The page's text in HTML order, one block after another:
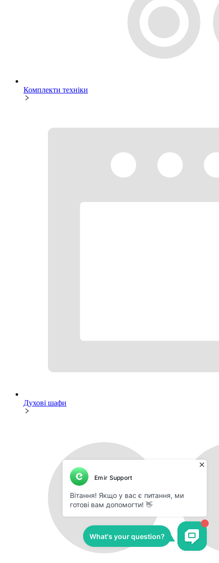
Комплекти техніки
Духові шафи